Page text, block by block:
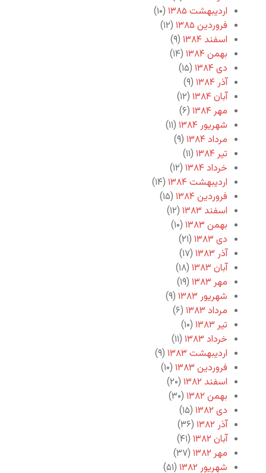
اردیبهشت ۱۳۸۵
(۱۰)
فروردین ۱۳۸۵
(۱۲)
اسفند ۱۳۸۴
(۹)
بهمن ۱۳۸۴
(۱۴)
دی ۱۳۸۴
(۱۵)
آذر ۱۳۸۴
(۹)
آبان ۱۳۸۴
(۱۲)
مهر ۱۳۸۴
(۶)
شهریور ۱۳۸۴
(۱۱)
مرداد ۱۳۸۴
(۹)
تیر ۱۳۸۴
(۱۱)
خرداد ۱۳۸۴
(۱۲)
اردیبهشت ۱۳۸۴
(۱۴)
فروردین ۱۳۸۴
(۱۵)
اسفند ۱۳۸۳
(۱۲)
بهمن ۱۳۸۳
(۱۰)
دی ۱۳۸۳
(۲۱)
آذر ۱۳۸۳
(۱۷)
آبان ۱۳۸۳
(۱۸)
مهر ۱۳۸۳
(۱۹)
شهریور ۱۳۸۳
(۹)
مرداد ۱۳۸۳
(۶)
تیر ۱۳۸۳
(۱۰)
خرداد ۱۳۸۳
(۱۱)
اردیبهشت ۱۳۸۳
(۹)
فروردین ۱۳۸۳
(۱۰)
اسفند ۱۳۸۲
(۲۰)
بهمن ۱۳۸۲
(۳۰)
دی ۱۳۸۲
(۱۵)
آذر ۱۳۸۲
(۳۶)
آبان ۱۳۸۲
(۴۱)
مهر ۱۳۸۲
(۳۷)
شهریور ۱۳۸۲
(۵۱)